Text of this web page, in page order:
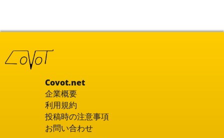
Covot.net
企業概要
利用規約
投稿時の注意事項
お問い合わせ